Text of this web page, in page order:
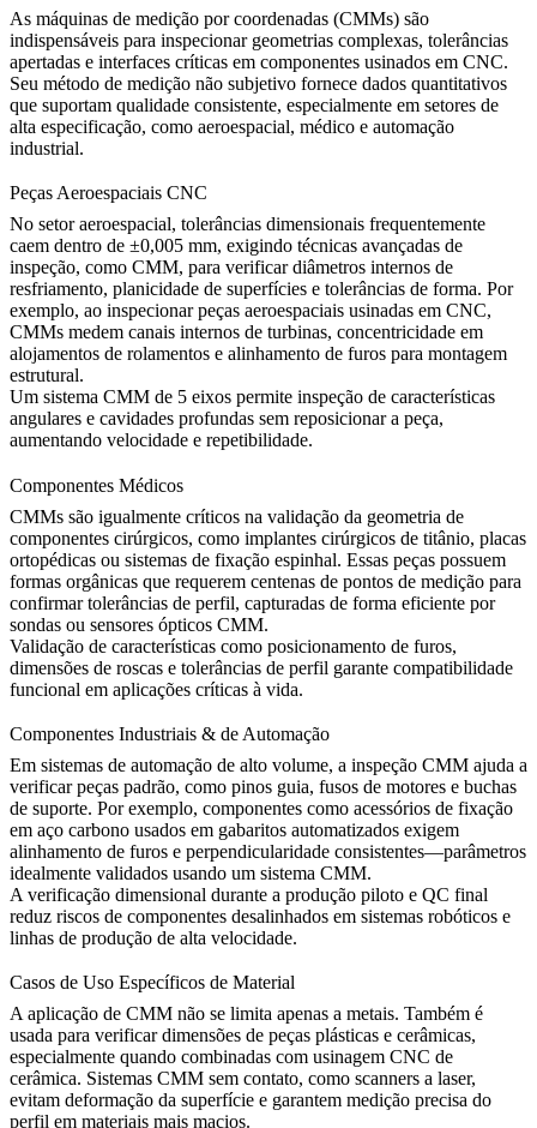
As máquinas de medição por coordenadas (CMMs) são
indispensáveis para inspecionar geometrias complexas, tolerâncias
apertadas e interfaces críticas em componentes usinados em CNC.
Seu método de medição não subjetivo fornece dados quantitativos
que suportam qualidade consistente, especialmente em setores de
alta especificação, como aeroespacial, médico e automação
industrial.
Peças Aeroespaciais CNC
No setor aeroespacial, tolerâncias dimensionais frequentemente
caem dentro de ±0,005 mm, exigindo técnicas avançadas de
inspeção, como CMM, para verificar diâmetros internos de
resfriamento, planicidade de superfícies e tolerâncias de forma. Por
exemplo, ao inspecionarpeças aeroespaciais usinadas em CNC,
CMMs medem canais internos de turbinas, concentricidade em
alojamentos de rolamentos e alinhamento de furos para montagem
estrutural.
Um sistema CMM de 5 eixos permite inspeção de características
angulares e cavidades profundas sem reposicionar a peça,
aumentando velocidade e repetibilidade.
Componentes Médicos
CMMs são igualmente críticos na validação da geometria de
componentes cirúrgicos, como implantes cirúrgicos de titânio, placas
ortopédicas ou sistemas de fixação espinhal. Essas peças possuem
formas orgânicas que requerem centenas de pontos de medição para
confirmar tolerâncias de perfil, capturadas de forma eficiente por
sondas ou sensores ópticos CMM.
Validação de características como posicionamento de furos,
dimensões de roscas e tolerâncias de perfil garante compatibilidade
funcional em aplicações críticas à vida.
Componentes Industriais & de Automação
Em sistemas de automação de alto volume, a inspeção CMM ajuda a
verificar peças padrão, como pinos guia, fusos de motores e buchas
de suporte. Por exemplo, componentes como acessórios de fixação
em aço carbono usados em gabaritos automatizados exigem
alinhamento de furos e perpendicularidade consistentes—parâmetros
idealmente validados usando um sistema CMM.
A verificação dimensional durante a produção piloto e QC final
reduz riscos de componentes desalinhados em sistemas robóticos e
linhas de produção de alta velocidade.
Casos de Uso Específicos de Material
A aplicação de CMM não se limita apenas a metais. Também é
usada para verificar dimensões de peças plásticas e cerâmicas,
especialmente quando combinadas com usinagem CNC de
cerâmica. Sistemas CMM sem contato, como scanners a laser,
evitam deformação da superfície e garantem medição precisa do
perfil em materiais mais macios.